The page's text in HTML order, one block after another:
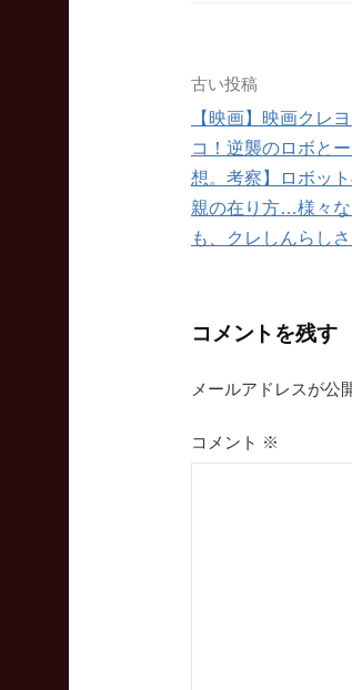
投
稿
ナ
ビ
ョ
ン
古い投稿
【映画】映画クレ
コ！逆襲のロボと
想。考察】ロボッ
親の在り方…様々
も、クレしんらし
コメントを残す
メールアドレスが公
コメント ※